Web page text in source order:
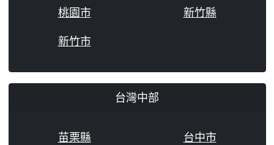
桃園市
新竹縣
新竹市
台灣中部
苗栗縣
台中市